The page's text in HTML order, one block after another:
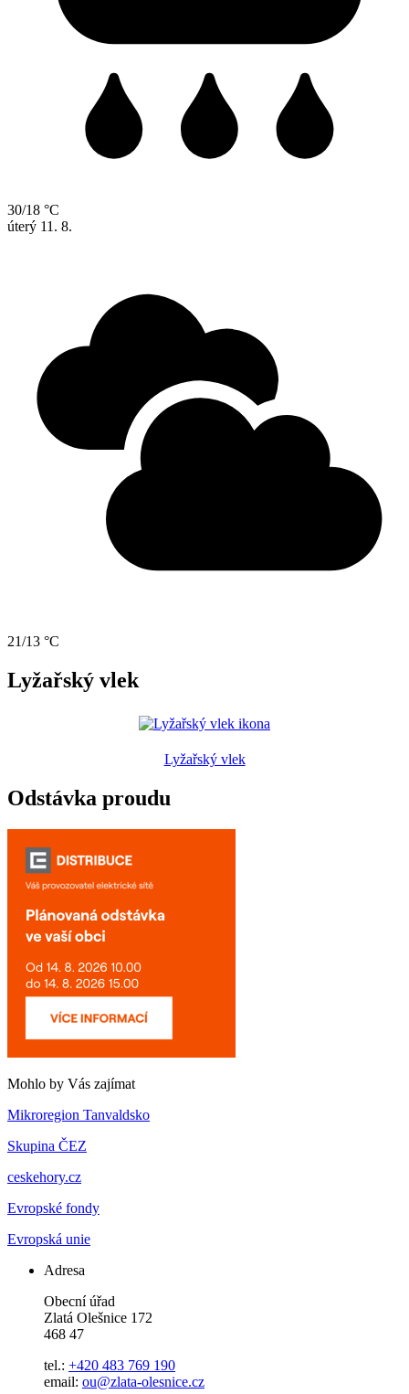
30/18 °C
úterý 11. 8.
21/13 °C
Lyžařský vlek
Lyžařský vlek
Odstávka proudu
Mohlo by Vás zajímat
Mikroregion Tanvaldsko
Skupina ČEZ
ceskehory.cz
Evropské fondy
Evropská unie
Adresa
Obecní úřad
Zlatá Olešnice 172
468 47
tel.: +420 483 769 190
email: ou@zlata-olesnice.cz